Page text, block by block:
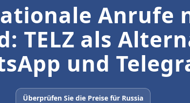
Anrufe
TELZ als
und
Überprüfen Sie die Preise für Russia